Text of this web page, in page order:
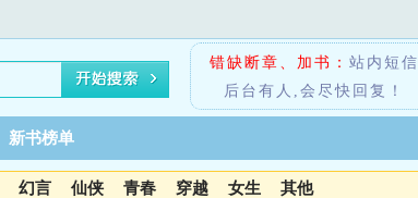
错缺断章、加书： 站内短信
后台有人,会尽快回复！
新书榜单
幻言 仙侠 青春 穿越 女生 其他